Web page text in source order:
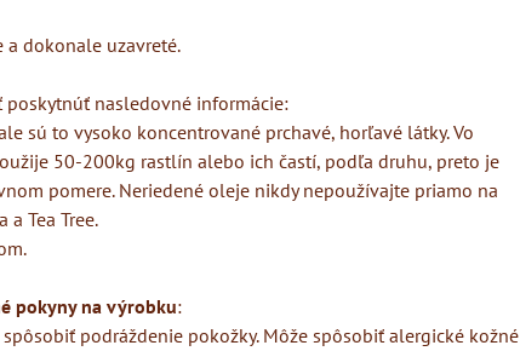
a dokonale uzavreté.
nasledovné informácie:
sú to vysoko koncentrované prchavé, horľavé látky. Vo
50-200kg rastlín alebo ich častí, podľa druhu, preto je
pomere. Neriedené oleje nikdy nepoužívajte priamo na
Tea Tree.
pokyny na výrobku:
podráždenie pokožky. Môže spôsobiť alergické kožné